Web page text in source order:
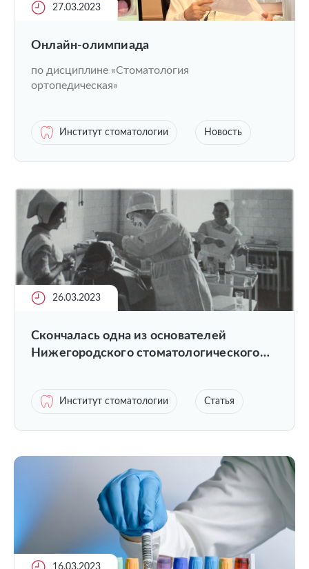
27.03.2023
Онлайн-олимпиада
по дисциплине «Стоматология
ортопедическая»
Институт стоматологии Новость
26.03.2023
Скончалась одна из основателей
Нижегородского стоматологического
Институт стоматологии Статья
16.03.2023